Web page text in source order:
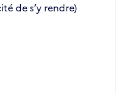
de s’y rendre)